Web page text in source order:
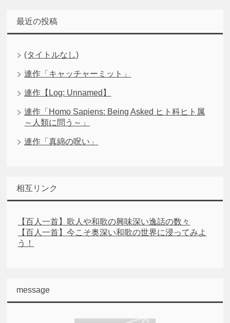
最近の投稿
(タイトルなし)
連作「キャッチャーミット」
連作【Log: Unnamed】
連作「Homo Sapiens: Being Asked ヒト科ヒト属
～人類に問う～」
連作「真綿の呪い」
相互リンク
【百人一首】歌人や和歌の興味深い逸話の数々
【百人一首】今こそ奥深い和歌の世界に浸ってみよ
う！
message